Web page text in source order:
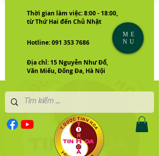
Thời gian làm việc: 8:00 - 18:00,
từ Thứ Hai đến Chủ Nhật
Hotline: 091 353 7686
Địa chỉ: 15 Nguyễn Như Đổ,
Văn Miếu, Đống Đa, Hà Nội
ME
NU